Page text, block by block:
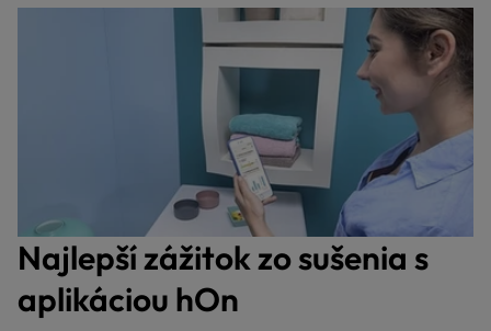
Najlepší zážitok zo sušenia s
aplikáciou hOn